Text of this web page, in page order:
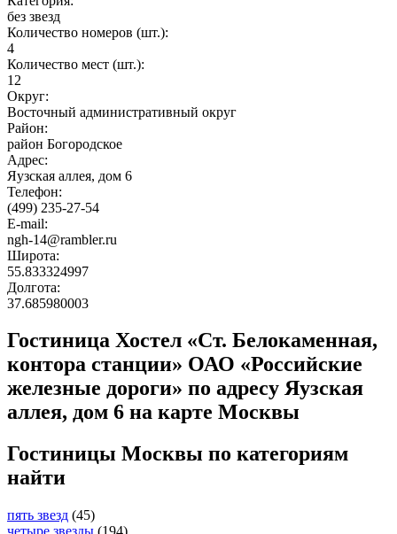
без звезд
Количество номеров (шт.):
4
Количество мест (шт.):
12
Округ:
Восточный административный округ
Район:
район Богородское
Адрес:
Яузская аллея, дом 6
Телефон:
(499) 235-27-54
E-mail:
ngh-14@rambler.ru
Широта:
55.833324997
Долгота:
37.685980003
Гостиница Хостел «Ст. Белокаменная,
контора станции» ОАО «Российские
железные дороги» по адресу Яузская
аллея, дом 6 на карте Москвы
Гостиницы Москвы по категориям
найти
пять звезд (45)